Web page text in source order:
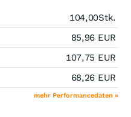
104,00Stk.
85,96 EUR
107,75 EUR
68,26 EUR
mehr Performancedaten »